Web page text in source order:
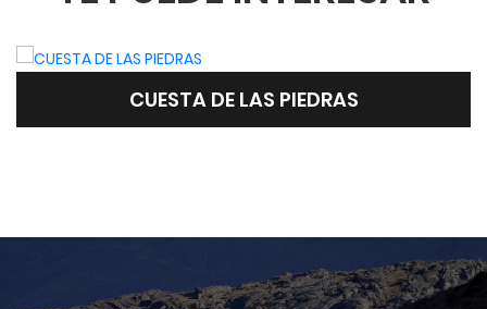
CUESTA DE LAS PIEDRAS SUITES Y
CABAÑAS